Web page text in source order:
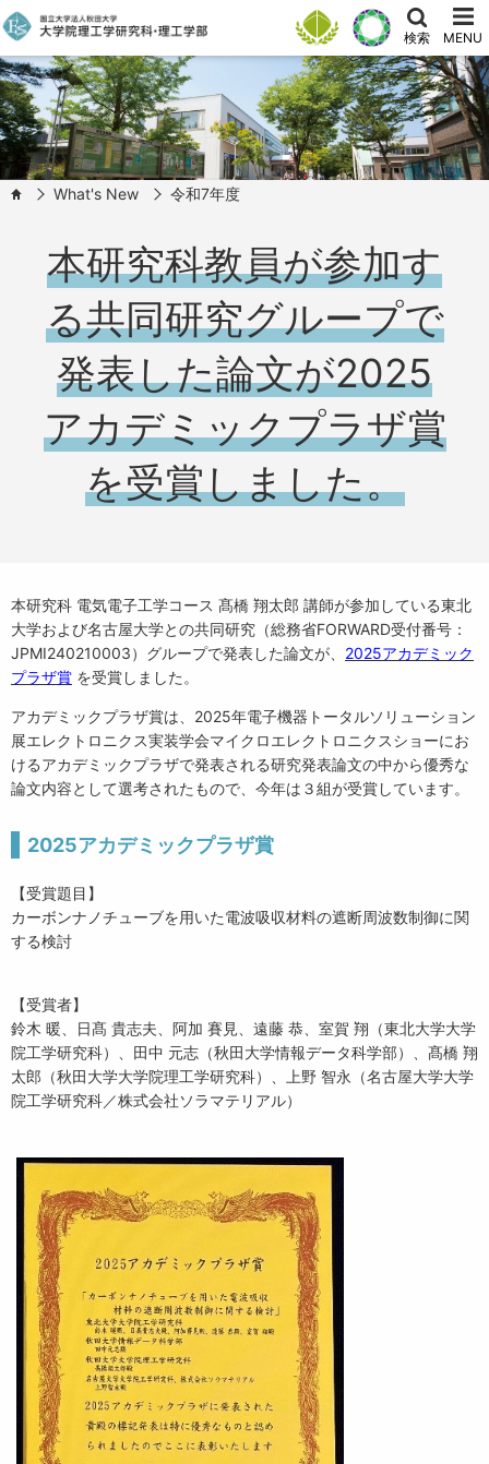
検索 MENU
HOMEWhat's New 令和7年度
本研究科教員が参加す
る共同研究グループで
発表した論文が2025
アカデミックプラザ賞
を受賞しました。
本研究科 電気電子工学コース 髙橋 翔太郎 講師が参加している東北
大学および名古屋大学との共同研究（総務省FORWARD受付番号：
JPMI240210003）グループで発表した論文が、 2025アカデミック
プラザ賞 を受賞しました。
アカデミックプラザ賞は、2025年電子機器トータルソリューション
展エレクトロニクス実装学会マイクロエレクトロニクスショーにお
けるアカデミックプラザで発表される研究発表論文の中から優秀な
論文内容として選考されたもので、今年は３組が受賞しています。
2025アカデミックプラザ賞
【受賞題目】
カーボンナノチューブを用いた電波吸収材料の遮断周波数制御に関
する検討
【受賞者】
鈴木 暖、日髙 貴志夫、阿加 賽見、遠藤 恭、室賀 翔（東北大学大学
院工学研究科）、田中 元志（秋田大学情報データ科学部）、髙橋 翔
太郎（秋田大学大学院理工学研究科）、上野 智永（名古屋大学大学
院工学研究科／株式会社ソラマテリアル）